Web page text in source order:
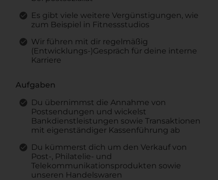
Es gibt viele weitere Vergünstigungen, wie
zum Beispiel in Fitnessstudios
Wir führen mit dir regelmäßig
(Entwicklungs-)Gespräch für deine interne
Karriere
Aufgaben
Du übernimmst die Annahme von
Postsendungen und wickelst
Bankdienstleistungen sowie Transaktionen
mit eigenständiger Kassenführung ab
Du kümmerst dich um den Verkauf von
Post-, Philatelie- und
Telekommunikationsprodukten sowie
unseren Handelswaren